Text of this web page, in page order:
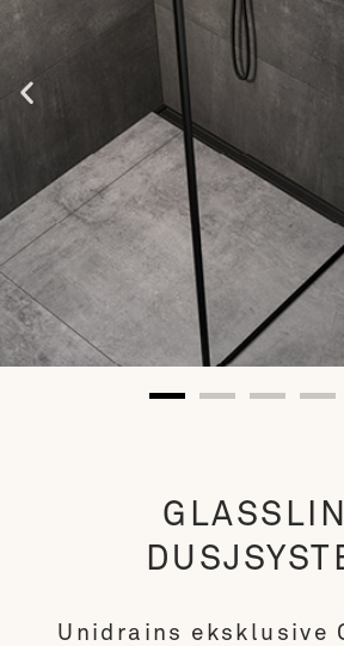
sort
Unidrains eksklusive